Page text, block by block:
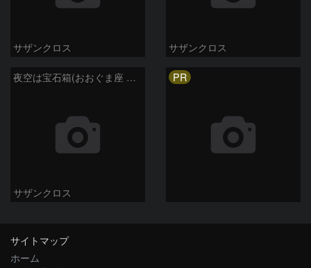
サザンクロス サザンクロス
夜空は宝石箱(おおぐま座 NGC3198) Seestar50
サザンクロス
PR
サイトマップ
ホーム